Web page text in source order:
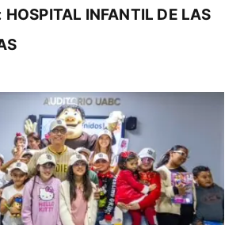
HOSPITAL INFANTIL DE LAS